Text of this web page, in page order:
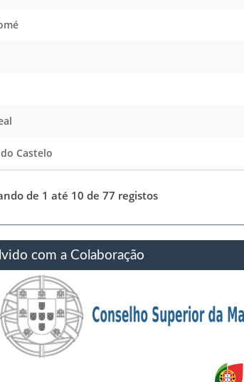
Castelo
de 1 até 10 de 77 registos
com a Colaboração